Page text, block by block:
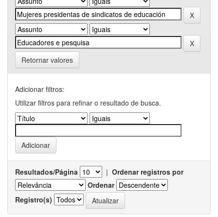
Retornar valores
Adicionar filtros:
Utilizar filtros para refinar o resultado de busca.
Resultados/Página | Ordenar registros por
Ordenar
Registro(s)